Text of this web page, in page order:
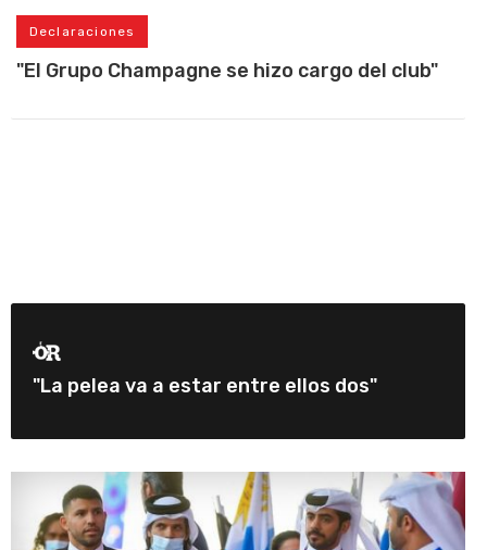
Declaraciones
"El Grupo Champagne se hizo cargo del club"
"La pelea va a estar entre ellos dos"